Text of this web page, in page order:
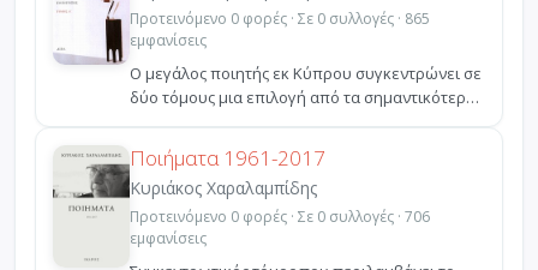
Προτεινόμενο 0 φορές · Σε 0 συλλογές · 865
εμφανίσεις
Ο μεγάλος ποιητής εκ Κύπρου συγκεντρώνει σε
δύο τόμους μια επιλογή από τα σημαντικότερα
δοκιμιακά το...
Ποιήματα 1961-2017
Κυριάκος Χαραλαμπίδης
Προτεινόμενο 0 φορές · Σε 0 συλλογές · 706
εμφανίσεις